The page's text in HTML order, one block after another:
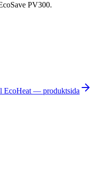
PV300.
EcoHeat — produktsida